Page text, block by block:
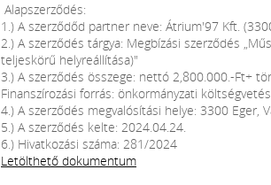
Alapszerződés:
1.) A szerződőd partner neve: Átrium'97 Kft.
2.) A szerződés tárgya: Megbízási szerződés
teljeskörű helyreállítása)"
3.) A szerződés összege: nettó 2,800.000.-Ft+
Finanszírozási forrás: önkormányzati
4.) A szerződés megvalósítási helye: 3300 Eger,
5.) A szerződés kelte: 2024.04.24.
6.) Hivatkozási száma: 281/2024
Letölthető dokumentum